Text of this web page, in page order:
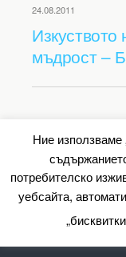
24.08.2011
Изкуството
мъдрост –
All
Ние използваме
потребителско
уебсайта,